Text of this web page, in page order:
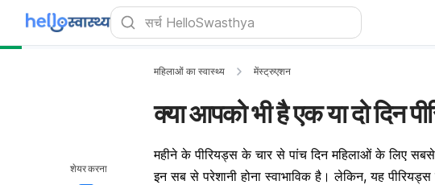
शेयर करना
महिलाओं का स्वास्थ्य मेंस्ट्रुएशन
क्या आपको भी है एक या दो दिन
महीने के पीरियड्स के चार से पांच दिन महिलाओं के लिए सबसे
इन सब से परेशानी होना स्वाभाविक है। लेकिन, यह